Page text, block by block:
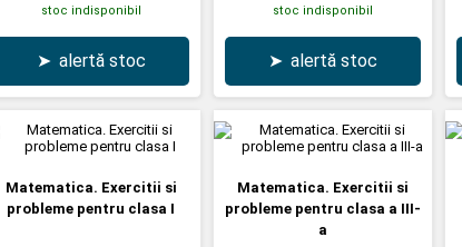
stoc indisponibil
➤ alertă stoc
stoc indisponibil
➤ alertă stoc
Matematica. Exercitii si
probleme pentru clasa I
Matematica. Exercitii si
probleme pentru clasa a III-
a